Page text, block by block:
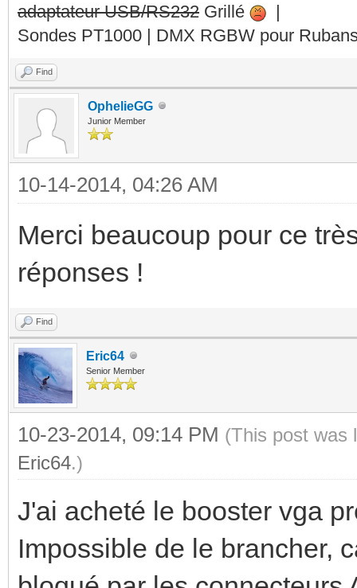
adaptateur USB/RS232 Grillé
|
Sondes PT1000 | DMX RGBW pour
Find
OphelieGG
Junior Member
10-14-2014, 04:26 AM
Merci beaucoup pour ce
réponses !
Find
Eric64
Senior Member
10-23-2014, 09:14 PM (This post was
Eric64.)
J'ai acheté le booster vga
Impossible de le brancher,